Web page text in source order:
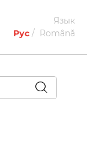
Язык
Рус
Română